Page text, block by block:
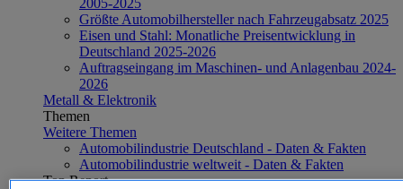
Größte Automobilhersteller nach Fahrzeugabsatz 2025
Eisen und Stahl: Monatliche Preisentwicklung in
Deutschland 2025-2026
Auftragseingang im Maschinen- und Anlagenbau 2024-
2026
Metall & Elektronik
Themen
Weitere Themen
Automobilindustrie Deutschland - Daten & Fakten
Automobilindustrie weltweit - Daten & Fakten
Top Report